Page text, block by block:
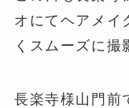
オにてヘアメイ
くスムーズに撮
長楽寺様山門前